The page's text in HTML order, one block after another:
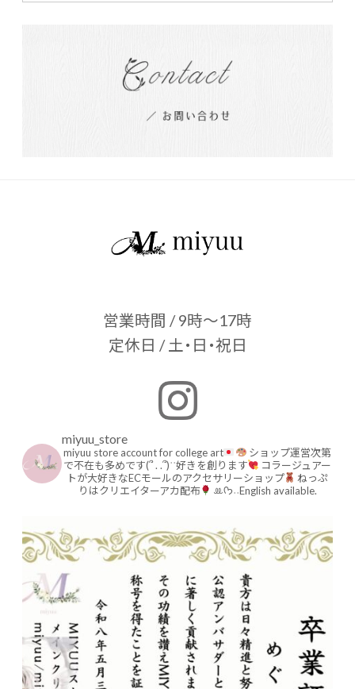
営業時間 / 9時～17時
定休日 / 土・日・祝日
miyuu_store
miyuu store account for college art
ショップ運営次第
で不在も多めです(՞ . .՞)ʾʾ好きを創ります
コラージュアー
トが大好きなECモールのアクセサリーショップ
ねっぷ
りはクリエイターアカ配布
ꔛ‬ᡣ𐭩˒˒English available.